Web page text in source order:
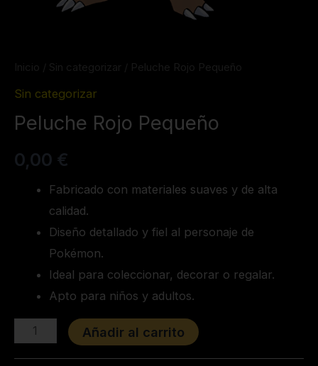
Inicio / Sin categorizar / Peluche Rojo Pequeño
Sin categorizar
Peluche Rojo Pequeño
0,00 €
Fabricado con materiales suaves y de alta
calidad.
Diseño detallado y fiel al personaje de
Pokémon.
Ideal para coleccionar, decorar o regalar.
Apto para niños y adultos.
Añadir al carrito